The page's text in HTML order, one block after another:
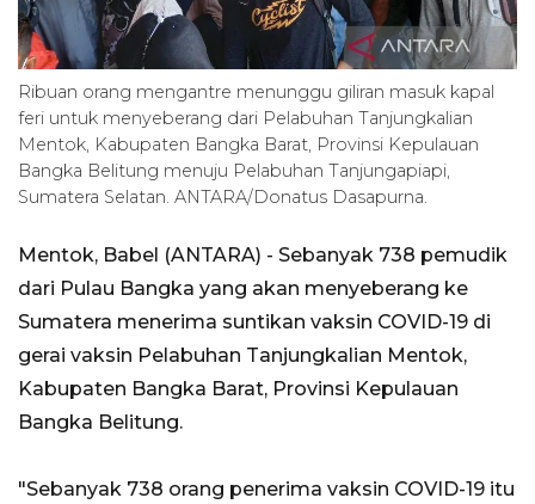
Ribuan orang mengantre menunggu giliran masuk kapal
feri untuk menyeberang dari Pelabuhan Tanjungkalian
Mentok, Kabupaten Bangka Barat, Provinsi Kepulauan
Bangka Belitung menuju Pelabuhan Tanjungapiapi,
Sumatera Selatan. ANTARA/Donatus Dasapurna.
Mentok, Babel (ANTARA) - Sebanyak 738 pemudik
dari Pulau Bangka yang akan menyeberang ke
Sumatera menerima suntikan vaksin COVID-19 di
gerai vaksin Pelabuhan Tanjungkalian Mentok,
Kabupaten Bangka Barat, Provinsi Kepulauan
Bangka Belitung.
"Sebanyak 738 orang penerima vaksin COVID-19 itu